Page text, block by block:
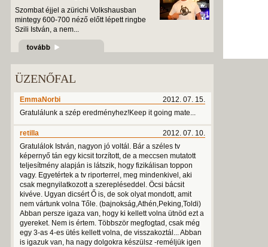
Szombat éjjel a zürichi Volkshausban
mintegy 600-700 néző előtt lépett ringbe
Szili István, a nem...
ÜZENŐFAL
2012. 07. 15.
EmmaNorbi
Gratulálunk a szép eredményhez!Keep it going mate...
2012. 07. 10.
retilla
Gratulálok István, nagyon jó voltál. Bár a széles tv
képernyő tán egy kicsit torzított, de a meccsen mutatott
teljesítmény alapján is látszik, hogy fizikálisan toppon
vagy. Egyetértek a tv riporterrel, meg mindenkivel, aki
csak megnyilatkozott a szerepléseddel. Öcsi bácsit
kivéve. Ugyan dicsért Ő is, de sok olyat mondott, amit
nem vártunk volna Tőle. (bajnokság,Athén,Peking,Toldi)
Abban persze igaza van, hogy ki kellett volna ütnöd ezt a
gyereket. Nem is értem. Többször megfogtad, csak még
egy 3-as 4-es ütés kellett volna, de visszakoztál... Abban
is igazuk van, ha nagy dolgokra készülsz -reméljük igen